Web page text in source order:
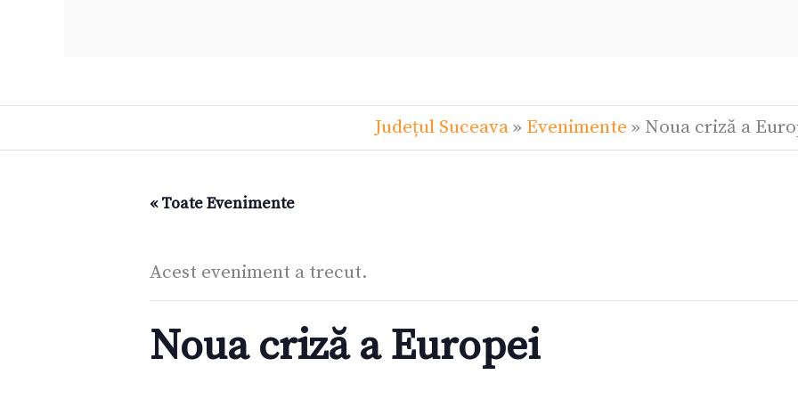
Județul Suceava» Evenimente » Noua criză a
« Toate Evenimente
Acest eveniment a trecut.
Noua criză a Europei